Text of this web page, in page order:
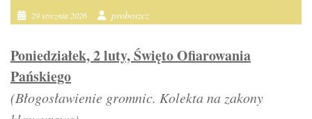
29 stycznia 2026 proboszcz
Poniedziałek, 2 luty, Święto Ofiarowania
Pańskiego
(Błogosławienie gromnic. Kolekta na zakony